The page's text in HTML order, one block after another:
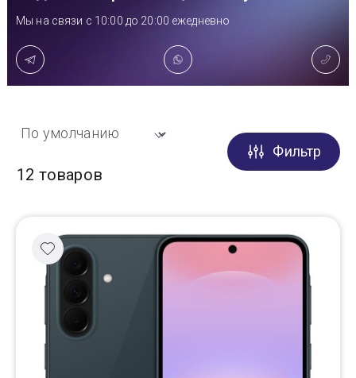
Мы на связи с 10:00 до 20:00 ежедневно
12 товаров
Фильтр